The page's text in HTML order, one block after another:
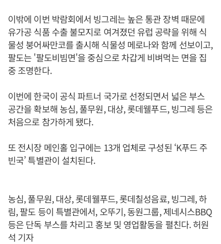
이밖에 이번 박람회에서 빙그레는 높은 통관 장벽 때문에
유가공 식품 수출 불모지로 여겨졌던 유럽 공략을 위해 식
물성 붕어싸만코를 출시해 식물성 메로나와 함께 선보이고,
팔도는 '팔도비빔면'을 중심으로 차갑게 비벼먹는 면을 집
중 조명한다.
이번에 한국이 공식 파트너 국가로 선정되면서 넓은 부스
공간을 확보해 농심, 풀무원, 대상, 롯데웰푸드, 빙그레 등은
처음으로 참가하게 됐다.
또 전시장 메인홀 입구에는 13개 업체로 구성된 ‘K푸드 주
빈국’ 특별관이 설치된다.
농심, 풀무원, 대상, 롯데웰푸드, 롯데칠성음료, 빙그레, 하
림, 팔도 등이 특별관에서, 오뚜기, 동원그룹, 제네시스BBQ
등은 단독 부스를 차리고 홍보 및 영업활동을 펼친다. 허원
석 기자